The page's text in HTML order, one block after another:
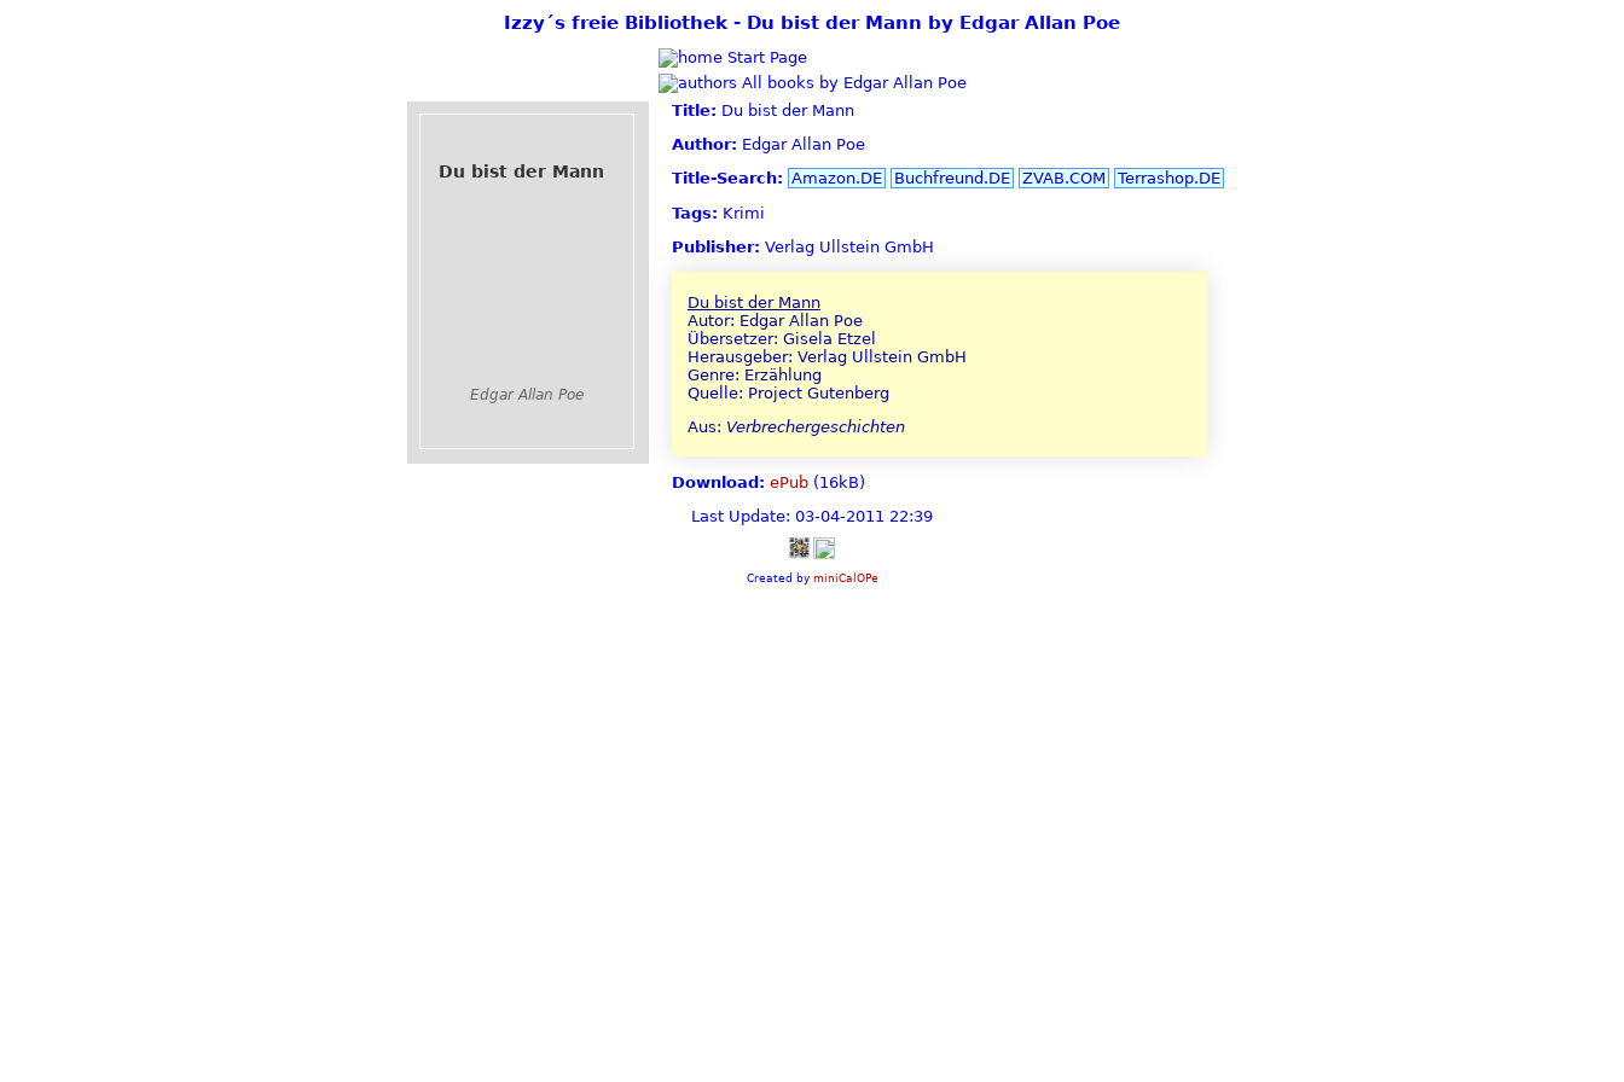
Izzy´s freie Bibliothek - Du bist der Mann by Edgar Allan Poe
Start Page
All books by Edgar Allan Poe
Du bist der Mann
Edgar Allan Poe
Title: Du bist der Mann
Author: Edgar Allan Poe
Title-Search: Amazon.DE Buchfreund.DE ZVAB.COM
Terrashop.DE
Tags: Krimi
Publisher: Verlag Ullstein GmbH
Du bist der Mann
Autor: Edgar Allan Poe
Übersetzer: Gisela Etzel
Herausgeber: Verlag Ullstein GmbH
Genre: Erzählung
Quelle: Project Gutenberg
Aus: Verbrechergeschichten
Download: ePub(16kB)
Last Update: 03-04-2011 22:39
Created by miniCalOPe